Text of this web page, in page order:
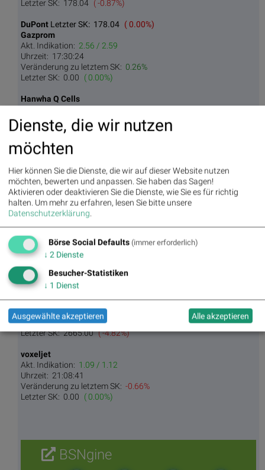
Letzter SK: 178.04 ( -0.87%)
DuPont Letzter SK: 178.04 ( 0.00%)
Gazprom
Akt. Indikation: 2.56 / 2.59
Uhrzeit: 17:30:24
Veränderung zu letztem SK: 0.26%
Letzter SK: 0.00 ( 0.00%)
Hanwha Q Cells
Uhrzeit:18:36:12
Veränderung zu letztem SK:
0.26%
Letzter SK:
Akt. Indikation: 8.30 / 8.30
Uhrzeit:22:44:30
Veränderung zu letztem SK:0.26%
Letzter SK:0.00 ( 0.00%)
NetEase
Akt. Indikation:
112.00 / 116.00
Uhrzeit:13:31:30
Veränderung zu letztem SK:
Letzter SK:111.00 ( -1.91%)
Samsung Electronics
Akt. Indikation:2635.00 / 2660.00
Uhrzeit:13:31:09
Veränderung zu letztem SK:
Letzter SK:2665.00 ( -4.82%)
voxeljet
Akt. Indikation: 1.09 / 1.12
Uhrzeit: 21:08:41
Veränderung zu letztem SK: -0.66%
Letzter SK: 0.00 ( 0.00%)
BSNgine
Dienste, die wir nutzen
möchten
Hier können Sie die Dienste, die wir auf dieser Website nutzen
möchten, bewerten und anpassen. Sie haben das Sagen!
Aktivieren oder deaktivieren Sie die Dienste, wie Sie es für richtig
halten. Um mehr zu erfahren, lesen Sie bitte unsere
Datenschutzerklärung.
Börse Social Defaults (immer erforderlich)
↓ 2 Dienste
Besucher-Statistiken
↓ 1 Dienst
Ausgewählte akzeptieren Alle akzeptieren